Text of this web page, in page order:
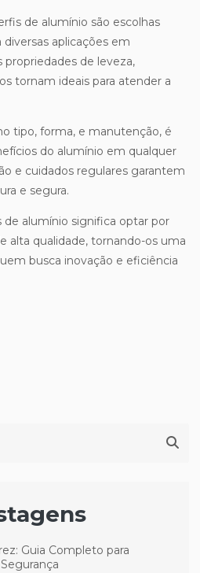
de alumínio são escolhas
aplicações em
propriedades de leveza,
tornam ideais para atender a
tipo, forma, e manutenção, é
do alumínio em qualquer
e cuidados regulares garantem
e segura.
de alumínio significa optar por
alta qualidade, tornando-os uma
busca inovação e eficiência
Guia Completo para